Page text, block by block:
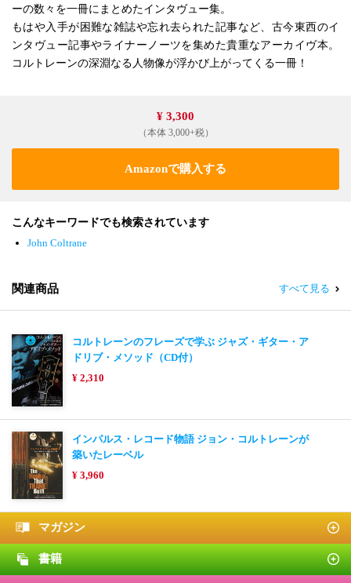
ーの数々を一冊にまとめたインタヴュー集。
もはや入手が困難な雑誌や忘れ去られた記事など、古今東西のイ
ンタヴュー記事やライナーノーツを集めた貴重なアーカイヴ本。
コルトレーンの深淵なる人物像が浮かび上がってくる一冊！
¥ 3,300
（本体 3,000+税）
Amazonで購入する
こんなキーワードでも検索されています
John Coltrane
関連商品 すべて見る
コルトレーンのフレーズで学ぶ ジャズ・ギター・ア
ドリブ・メソッド（CD付）
¥ 2,310
インパルス・レコード物語 ジョン・コルトレーンが
築いたレーベル
¥ 3,960
マガジン
書籍